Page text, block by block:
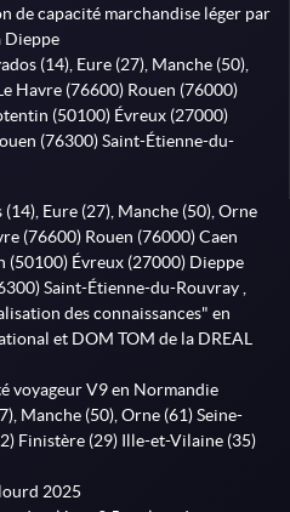
de capacité marchandise léger par
Dieppe
(14), Eure (27), Manche (50),
Havre (76600) Rouen (76000)
(50100) Évreux (27000)
(76300) Saint-Étienne-du-
Eure (27), Manche (50), Orne
(76600) Rouen (76000) Caen
Évreux (27000) Dieppe
Saint-Étienne-du-Rouvray ,
des connaissances" en
et DOM TOM de la DREAL
voyageur V9 en Normandie
Manche (50), Orne (61) Seine-
Finistère (29) Ille-et-Vilaine (35)
2025